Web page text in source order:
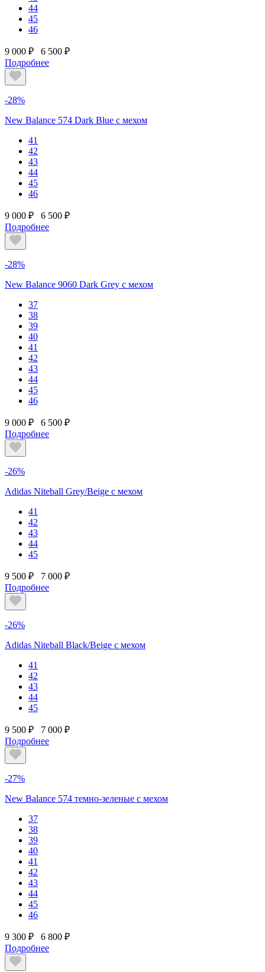
44
45
46
9 000 ₽
6 500 ₽
Подробнее
-28%
New Balance 574 Dark Blue с мехом
41
42
43
44
45
46
9 000 ₽
6 500 ₽
Подробнее
-28%
New Balance 9060 Dark Grey с мехом
37
38
39
40
41
42
43
44
45
46
9 000 ₽
6 500 ₽
Подробнее
-26%
Adidas Niteball Grey/Beige с мехом
41
42
43
44
45
9 500 ₽
7 000 ₽
Подробнее
-26%
Adidas Niteball Black/Beige с мехом
41
42
43
44
45
9 500 ₽
7 000 ₽
Подробнее
-27%
New Balance 574 темно-зеленые с мехом
37
38
39
40
41
42
43
44
45
46
9 300 ₽
6 800 ₽
Подробнее